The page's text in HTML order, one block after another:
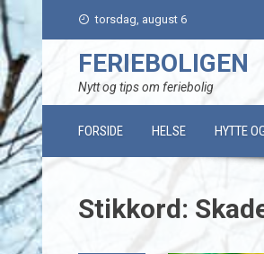
content
torsdag, august 6
FERIEBOLIGEN
Nytt og tips om feriebolig
FORSIDE HELSE HYTTE
Stikkord: